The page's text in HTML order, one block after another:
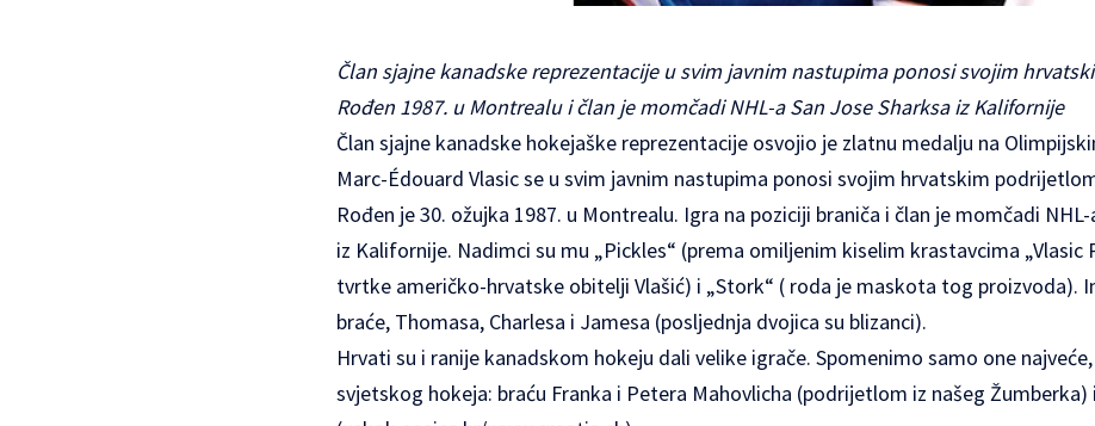
Član sjajne kanadske reprezentacije u svim javnim nastupima ponosi svojim
Rođen 1987. u Montrealu i član je momčadi NHL-a San Jose Sharksa iz Kalifornije
Član sjajne kanadske hokejaške reprezentacije osvojio je zlatnu medalju na
Marc-Édouard Vlasic se u svim javnim nastupima ponosi svojim hrvatskim
Rođen je 30. ožujka 1987. u Montrealu. Igra na poziciji braniča i član je momčadi NHL-
iz Kalifornije. Nadimci su mu „Pickles“ (prema omiljenim kiselim krastavcima „Vlasic
tvrtke američko-hrvatske obitelji Vlašić) i „Stork“ ( roda je maskota tog proizvoda).
braće, Thomasa, Charlesa i Jamesa (posljednja dvojica su blizanci).
Hrvati su i ranije kanadskom hokeju dali velike igrače. Spomenimo samo one
svjetskog hokeja: braću Franka i Petera Mahovlicha (podrijetlom iz našeg Žumberka)